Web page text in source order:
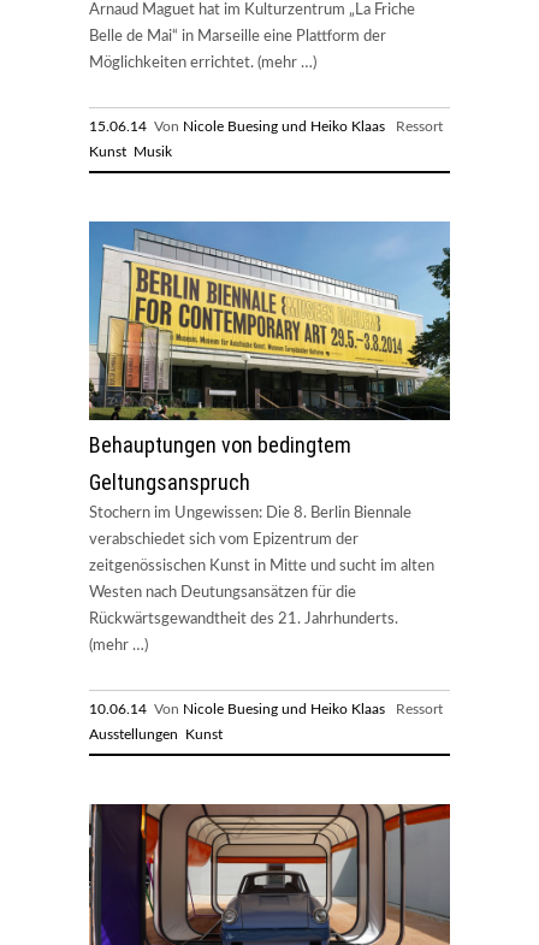
Arnaud Maguet hat im Kulturzentrum „La Friche
Belle de Mai“ in Marseille eine Plattform der
Möglichkeiten errichtet. (mehr …)
15.06.14 Von Nicole Buesing und Heiko Klaas Ressort
Kunst Musik
Behauptungen von bedingtem
Geltungsanspruch
Stochern im Ungewissen: Die 8. Berlin Biennale
verabschiedet sich vom Epizentrum der
zeitgenössischen Kunst in Mitte und sucht im alten
Westen nach Deutungsansätzen für die
Rückwärtsgewandtheit des 21. Jahrhunderts.
(mehr …)
10.06.14 Von Nicole Buesing und Heiko Klaas Ressort
Ausstellungen
Kunst